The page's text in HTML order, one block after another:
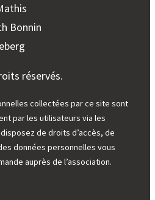
Bonnin
réservés.
collectées par ce site sont
par les utilisateurs via les
de droits d’accès, de
données personnelles vous
auprès de l’association.